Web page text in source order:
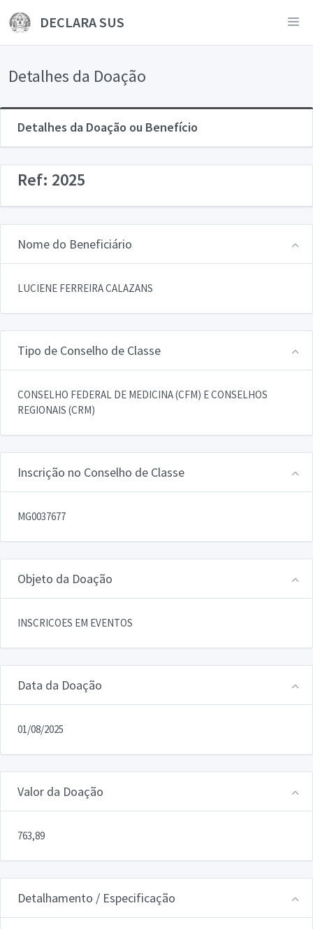
DECLARA SUS
Detalhes da Doação
Detalhes da Doação ou Benefício
Ref: 2025
Nome do Beneficiário
LUCIENE FERREIRA CALAZANS
Tipo de Conselho de Classe
CONSELHO FEDERAL DE MEDICINA (CFM) E CONSELHOS
REGIONAIS (CRM)
Inscrição no Conselho de Classe
MG0037677
Objeto da Doação
INSCRICOES EM EVENTOS
Data da Doação
01/08/2025
Valor da Doação
763,89
Detalhamento / Especificação